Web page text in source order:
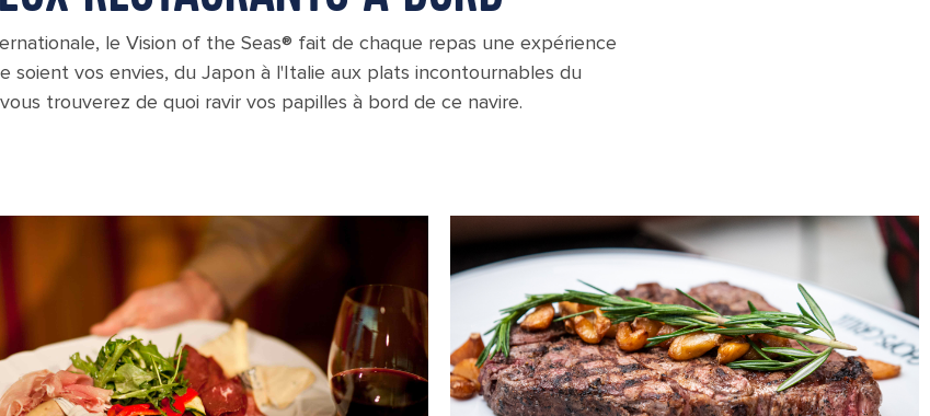
le Vision of the Seas® fait de chaque repas une expérience
soient vos envies, du Japon à l'Italie aux plats incontournables du
trouverez de quoi ravir vos papilles à bord de ce navire.